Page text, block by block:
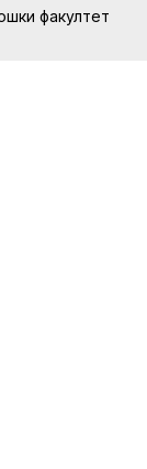
факултет